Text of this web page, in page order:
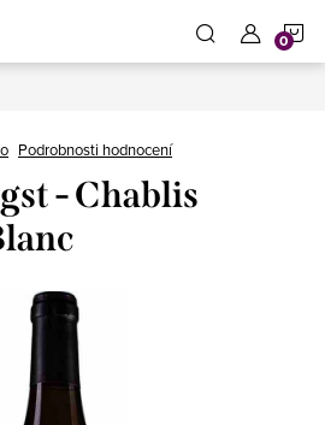
Podrobnosti hodnocení
- Chablis